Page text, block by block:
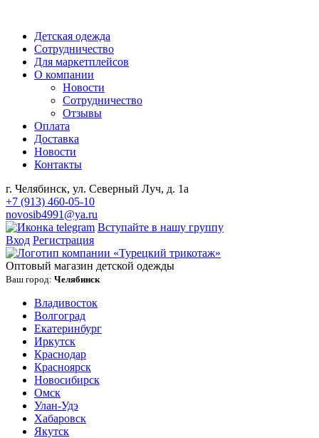
Детская одежда
Сотрудничество
Для маркетплейсов
О компании
Новости
Сотрудничество
Отзывы
Оплата
Доставка
Новости
Контакты
г. Челябинск, ул. Северный Луч, д. 1а
+7 (913) 460-05-10
novosib4991@ya.ru
Вступайте в нашу группу
Вход Регистрация
Оптовый магазин детской одежды
Ваш город: Челябинск
Владивосток
Волгоград
Екатеринбург
Иркутск
Краснодар
Красноярск
Новосибирск
Омск
Улан-Удэ
Хабаровск
Якутск